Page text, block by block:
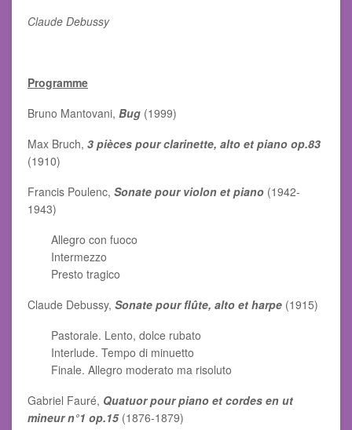
Claude Debussy
Programme
Bruno Mantovani, Bug (1999)
Max Bruch, 3 pièces pour clarinette, alto et piano op.83
(1910)
Francis Poulenc, Sonate pour violon et piano (1942-
1943)
Allegro con fuoco
Intermezzo
Presto tragico
Claude Debussy, Sonate pour flûte, alto et harpe (1915)
Pastorale. Lento, dolce rubato
Interlude. Tempo di minuetto
Finale. Allegro moderato ma risoluto
Gabriel Fauré, Quatuor pour piano et cordes en ut
mineur n°1 op.15(1876-1879)